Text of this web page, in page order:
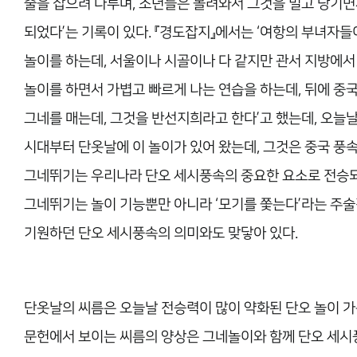
줄을 잡으려 다투며, 소년들은 몰려와서 그것을 밀고 당기
되었다’는 기록이 있다. 『경도잡지』에서는 ‘여항의 부녀자
놀이를 하는데, 서울이나 시골이나 다 같지만 관서 지방에서
놀이를 하면서 가볍고 빠르게 나는 연습을 하는데, 뒤에 중
그네를 매는데, 그것을 반선지희라고 한다’고 했는데, 오늘
시대부터 단옷날에 이 놀이가 있어 왔는데, 그것은 중국 풍
그네뛰기는 우리나라 단오 세시풍속의 중요한 요소로 전
그네뛰기는 놀이 기능뿐만 아니라 ‘모기를 쫓는다’라는
기원하던 단오 세시풍속의 의미와도 맞닿아 있다.
단옷날의 씨름은 오늘날 전승력이 많이 약화된 단오 놀이
문헌에서 보이는 씨름의 양상은 그네놀이와 함께 단오 세